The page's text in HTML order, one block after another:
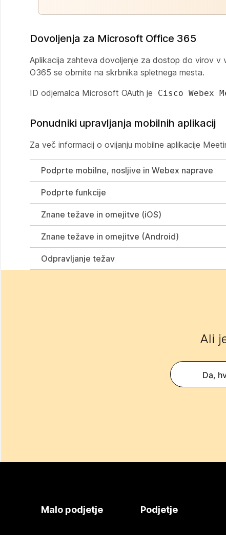
Dovoljenja za Microsoft Office 365
Aplikacija zahteva dovoljenje za dostop do virov v
O365 se obrnite na skrbnika spletnega mesta.
ID odjemalca Microsoft OAuth je
Cisco Webex
Ponudniki upravljanja mobilnih aplikacij
Za več informacij o ovijanju mobilne aplikacije
Podprte mobilne, nosljive in Webex naprave
Podprte funkcije
Znane težave in omejitve (iOS)
Znane težave in omejitve (Android)
Odpravljanje težav
Ali
Da,
Malo podjetje Podjetje